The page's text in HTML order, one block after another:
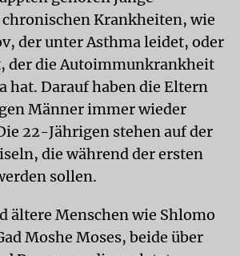
Krankheiten, wie
der unter Asthma leidet, oder
der die Autoimmunkrankheit
hat. Darauf haben die Eltern
Männer immer wieder
22-Jährigen stehen auf der
die während der ersten
sollen.
ältere Menschen wie Shlomo
Moshe Moses, beide über